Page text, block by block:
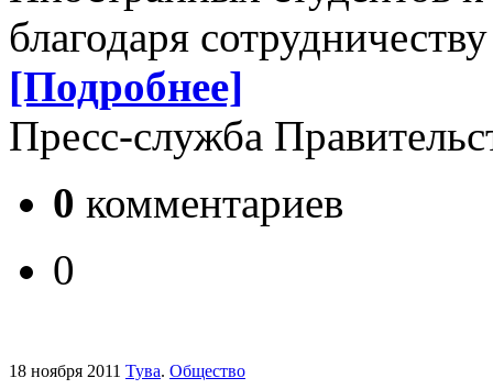
благодаря
[Подробнее]
Пресс-служба
0 комментариев
0
18 ноября 2011 Тува. Общество